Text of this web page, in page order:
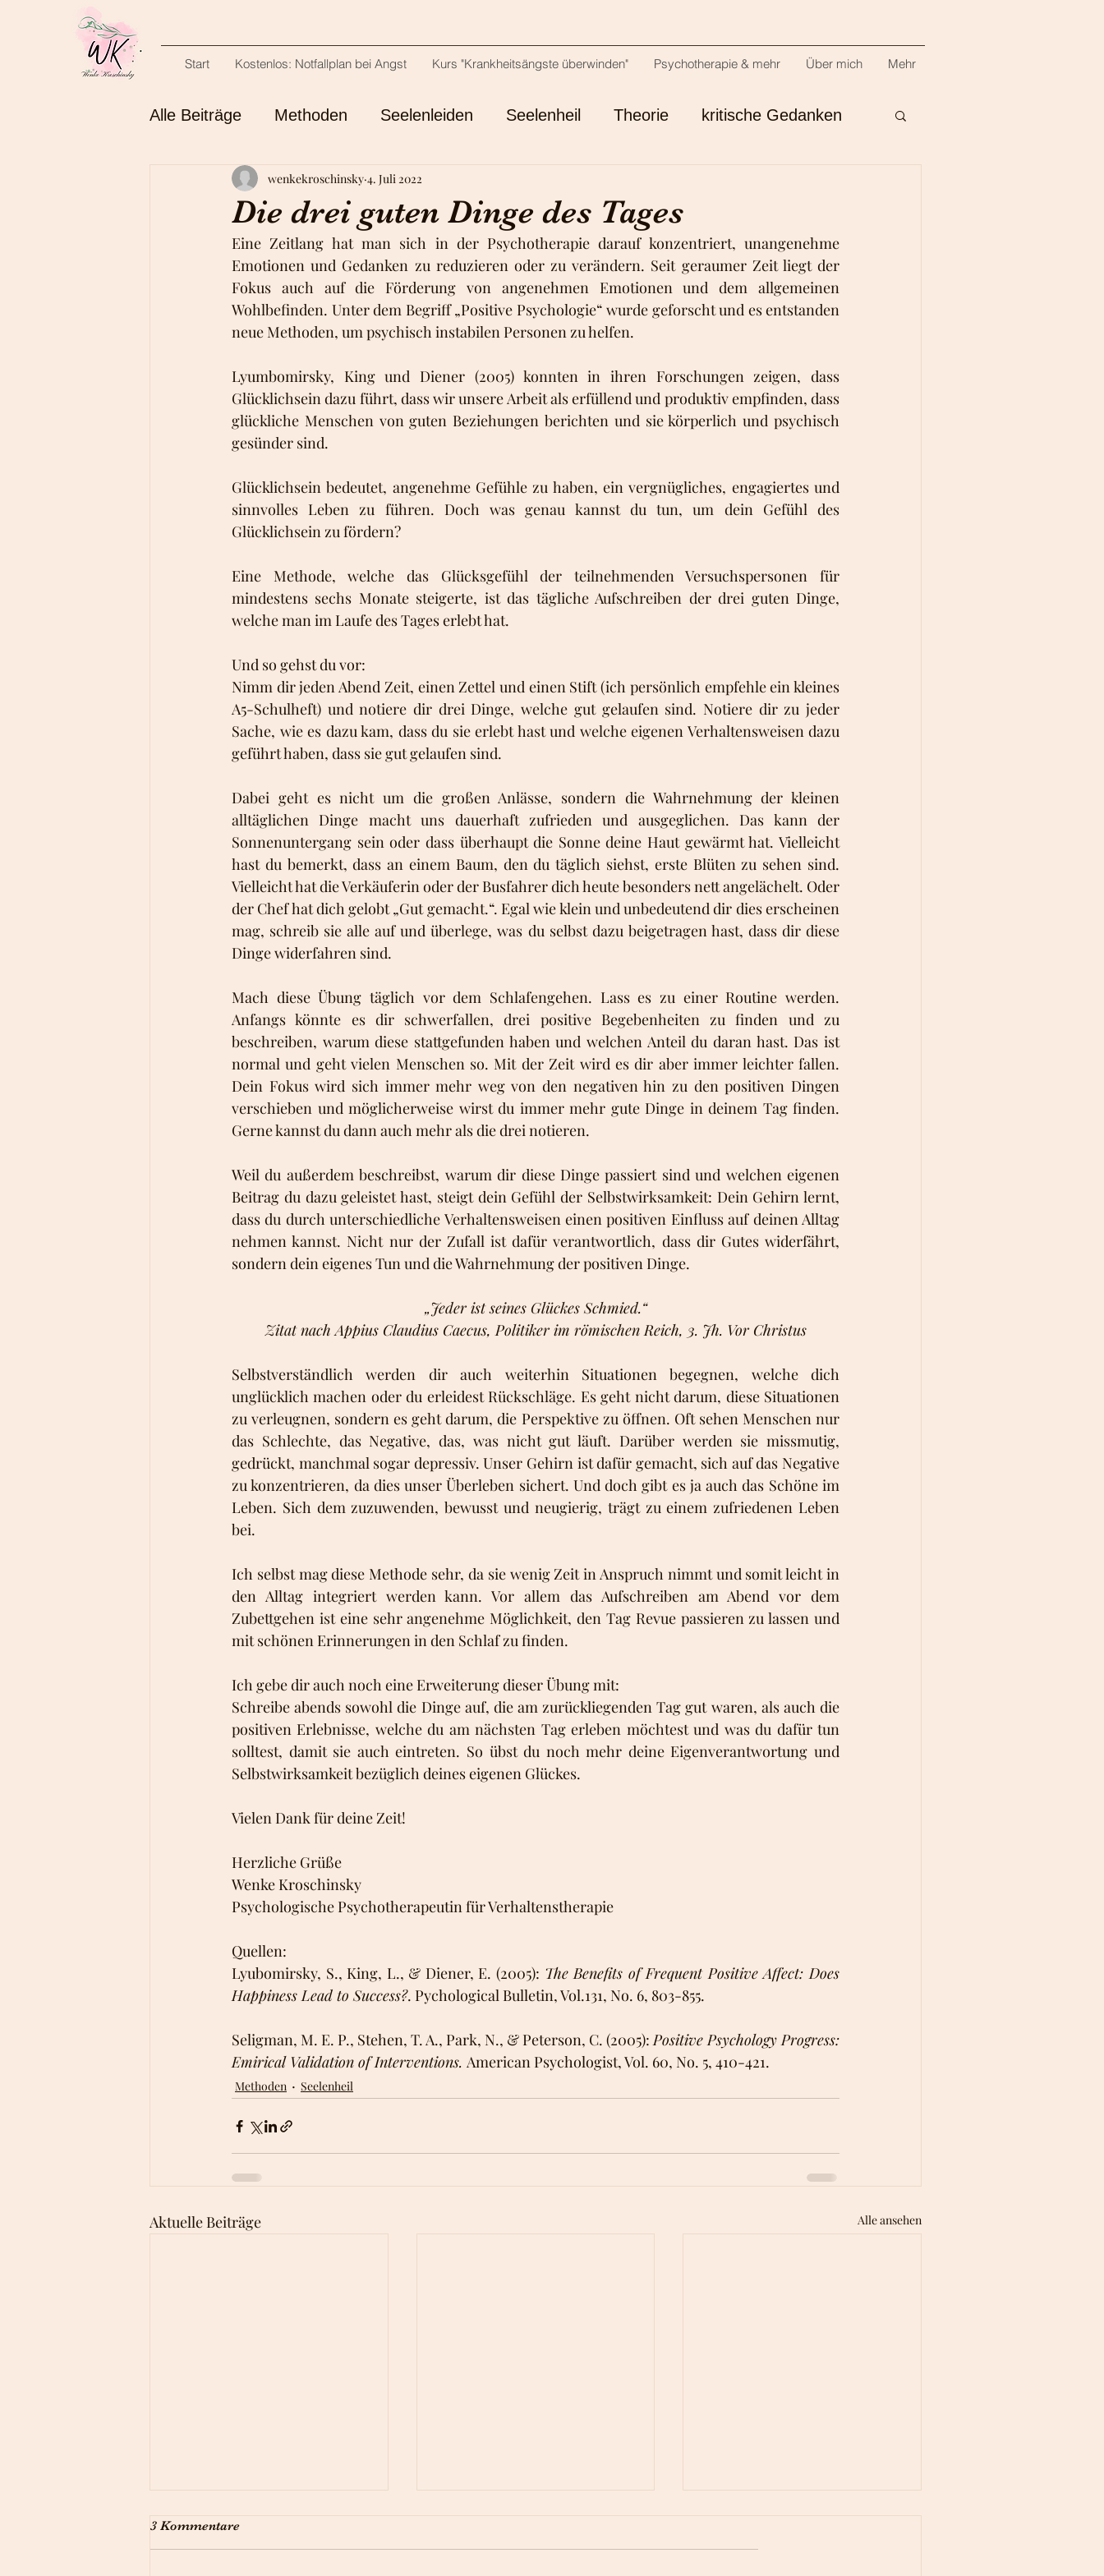
Start Kostenlos: Notfallplan bei Angst Kurs "Krankheitsängste überwinden" Psychotherapie & mehr Über mich Mehr
Alle Beiträge Methoden Seelenleiden Seelenheil Theorie kritische Gedanken
Bestimmung Buchrezensionen
Die drei guten Dinge des Tages
wenkekroschinsky 4. Juli 2022
Eine Zeitlang hat man sich in der Psychotherapie darauf konzentriert, unangenehme
Emotionen und Gedanken zu reduzieren oder zu verändern. Seit geraumer Zeit liegt der
Fokus auch auf die Förderung von angenehmen Emotionen und dem allgemeinen
Wohlbefinden. Unter dem Begriff „Positive Psychologie“ wurde geforscht und es entstanden
neue Methoden, um psychisch instabilen Personen zu helfen.
Lyumbomirsky, King und Diener (2005) konnten in ihren Forschungen zeigen, dass
Glücklichsein dazu führt, dass wir unsere Arbeit als erfüllend und produktiv empfinden, dass
glückliche Menschen von guten Beziehungen berichten und sie körperlich und psychisch
gesünder sind.
Glücklichsein bedeutet, angenehme Gefühle zu haben, ein vergnügliches, engagiertes und
sinnvolles Leben zu führen. Doch was genau kannst du tun, um dein Gefühl des
Glücklichsein zu fördern?
Eine Methode, welche das Glücksgefühl der teilnehmenden Versuchspersonen für
mindestens sechs Monate steigerte, ist das tägliche Aufschreiben der drei guten Dinge,
welche man im Laufe des Tages erlebt hat.
Und so gehst du vor:
Nimm dir jeden Abend Zeit, einen Zettel und einen Stift (ich persönlich empfehle ein kleines
A5-Schulheft) und notiere dir drei Dinge, welche gut gelaufen sind. Notiere dir zu jeder
Sache, wie es dazu kam, dass du sie erlebt hast und welche eigenen Verhaltensweisen dazu
geführt haben, dass sie gut gelaufen sind.
Dabei geht es nicht um die großen Anlässe, sondern die Wahrnehmung der kleinen
alltäglichen Dinge macht uns dauerhaft zufrieden und ausgeglichen. Das kann der
Sonnenuntergang sein oder dass überhaupt die Sonne deine Haut gewärmt hat. Vielleicht
hast du bemerkt, dass an einem Baum, den du täglich siehst, erste Blüten zu sehen sind.
Vielleicht hat die Verkäuferin oder der Busfahrer dich heute besonders nett angelächelt. Oder
der Chef hat dich gelobt „Gut gemacht.“. Egal wie klein und unbedeutend dir dies erscheinen
mag, schreib sie alle auf und überlege, was du selbst dazu beigetragen hast, dass dir diese
Dinge widerfahren sind.
Mach diese Übung täglich vor dem Schlafengehen. Lass es zu einer Routine werden.
Anfangs könnte es dir schwerfallen, drei positive Begebenheiten zu finden und zu
beschreiben, warum diese stattgefunden haben und welchen Anteil du daran hast. Das ist
normal und geht vielen Menschen so. Mit der Zeit wird es dir aber immer leichter fallen.
Dein Fokus wird sich immer mehr weg von den negativen hin zu den positiven Dingen
verschieben und möglicherweise wirst du immer mehr gute Dinge in deinem Tag finden.
Gerne kannst du dann auch mehr als die drei notieren.
Weil du außerdem beschreibst, warum dir diese Dinge passiert sind und welchen eigenen
Beitrag du dazu geleistet hast, steigt dein Gefühl der Selbstwirksamkeit: Dein Gehirn lernt,
dass du durch unterschiedliche Verhaltensweisen einen positiven Einfluss auf deinen Alltag
nehmen kannst. Nicht nur der Zufall ist dafür verantwortlich, dass dir Gutes widerfährt,
sondern dein eigenes Tun und die Wahrnehmung der positiven Dinge.
„Jeder ist seines Glückes Schmied.“
Zitat nach Appius Claudius Caecus, Politiker im römischen Reich, 3. Jh. Vor Christus
Selbstverständlich werden dir auch weiterhin Situationen begegnen, welche dich
unglücklich machen oder du erleidest Rückschläge. Es geht nicht darum, diese Situationen
zu verleugnen, sondern es geht darum, die Perspektive zu öffnen. Oft sehen Menschen nur
das Schlechte, das Negative, das, was nicht gut läuft. Darüber werden sie missmutig,
gedrückt, manchmal sogar depressiv. Unser Gehirn ist dafür gemacht, sich auf das Negative
zu konzentrieren, da dies unser Überleben sichert. Und doch gibt es ja auch das Schöne im
Leben. Sich dem zuzuwenden, bewusst und neugierig, trägt zu einem zufriedenen Leben
bei.
Ich selbst mag diese Methode sehr, da sie wenig Zeit in Anspruch nimmt und somit leicht in
den Alltag integriert werden kann. Vor allem das Aufschreiben am Abend vor dem
Zubettgehen ist eine sehr angenehme Möglichkeit, den Tag Revue passieren zu lassen und
mit schönen Erinnerungen in den Schlaf zu finden.
Ich gebe dir auch noch eine Erweiterung dieser Übung mit:
Schreibe abends sowohl die Dinge auf, die am zurückliegenden Tag gut waren, als auch die
positiven Erlebnisse, welche du am nächsten Tag erleben möchtest und was du dafür tun
solltest, damit sie auch eintreten. So übst du noch mehr deine Eigenverantwortung und
Selbstwirksamkeit bezüglich deines eigenen Glückes.
Vielen Dank für deine Zeit!
Herzliche Grüße
Wenke Kroschinsky
Psychologische Psychotherapeutin für Verhaltenstherapie
Quellen:
Lyubomirsky, S., King, L., & Diener, E. (2005): The Benefits of Frequent Positive Affect: Does
Happiness Lead to Success?. Pychological Bulletin, Vol.131, No. 6, 803-855.
Seligman, M. E. P., Stehen, T. A., Park, N., & Peterson, C. (2005): Positive Psychology Progress:
Emirical Validation of Interventions. American Psychologist, Vol. 60, No. 5, 410-421.
Methoden Seelenheil
Aktuelle Beiträge Alle ansehen
3 Kommentare